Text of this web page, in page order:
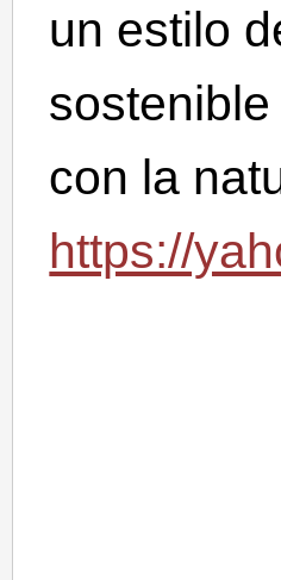
un estilo
con la
https://